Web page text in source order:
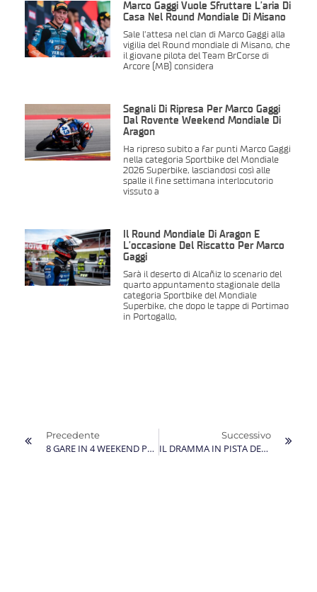
Marco Gaggi Vuole Sfruttare L’aria Di
Casa Nel Round Mondiale Di Misano
Sale l’attesa nel clan di Marco Gaggi alla
vigilia del Round mondiale di Misano, che
il giovane pilota del Team BrCorse di
Arcore (MB) considera
Segnali Di Ripresa Per Marco Gaggi
Dal Rovente Weekend Mondiale Di
Aragon
Ha ripreso subito a far punti Marco Gaggi
nella categoria Sportbike del Mondiale
2026 Superbike, lasciandosi così alle
spalle il fine settimana interlocutorio
vissuto a
Il Round Mondiale Di Aragon È
L’occasione Del Riscatto Per Marco
Gaggi
Sarà il deserto di Alcañiz lo scenario del
quarto appuntamento stagionale della
categoria Sportbike del Mondiale
Superbike, che dopo le tappe di Portimao
in Portogallo,
Precedente
8 GARE IN 4 WEEKEND PER MARCO GAGGI, CHE APRE IL SUO TOUR DE FORCE COL GP DI CATALOGNA
Successivo
IL DRAMMA IN PISTA DELL’AMICO DEAN BERTA VIÑALES OSCURA I RISULTATI DI MARCO GAGGI NELLA TAPPA MONDIALE A JEREZ